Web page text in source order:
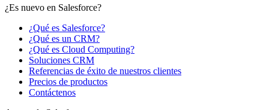
¿Es nuevo en Salesforce?
¿Qué es Salesforce?
¿Qué es un CRM?
¿Qué es Cloud Computing?
Soluciones CRM
Referencias de éxito de nuestros clientes
Precios de productos
Contáctenos